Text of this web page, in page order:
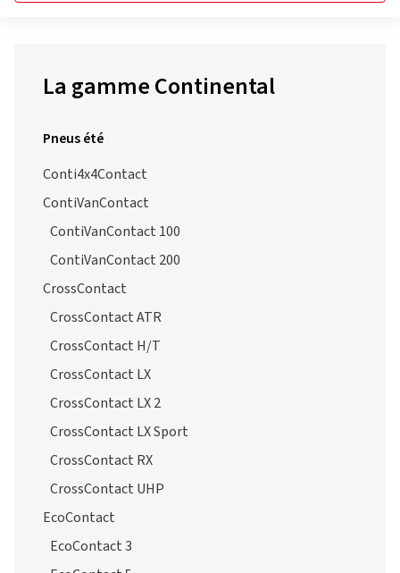
La gamme Continental
Pneus été
Conti4x4Contact
ContiVanContact
ContiVanContact 100
ContiVanContact 200
CrossContact
CrossContact ATR
CrossContact H/T
CrossContact LX
CrossContact LX 2
CrossContact LX Sport
CrossContact RX
CrossContact UHP
EcoContact
EcoContact 3